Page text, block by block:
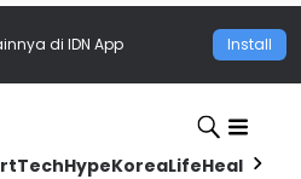
di IDN App Install
TechHypeKoreaLifeHealth